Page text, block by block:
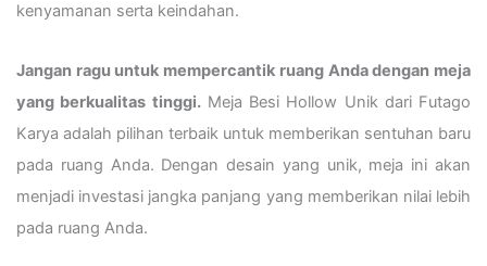
kenyamanan serta keindahan.
Jangan ragu untuk mempercantik ruang Anda dengan meja
yang berkualitas tinggi.Meja Besi Hollow Unik dari Futago
Karya adalah pilihan terbaik untuk memberikan sentuhan baru
pada ruang Anda. Dengan desain yang unik, meja ini akan
menjadi investasi jangka panjang yang memberikan nilai lebih
pada ruang Anda.